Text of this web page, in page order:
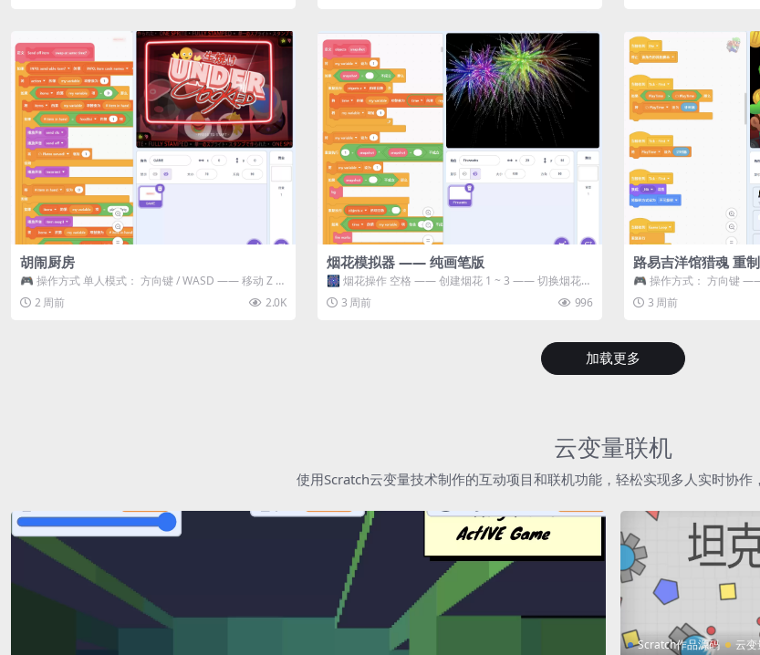
胡闹厨房
🎮 操作方式 单人模式： 方向键 / WASD —— 移动 Z /
K —— 抓...
2 周前 2.0K
烟花模拟器 —— 纯画笔版
🎆 烟花操作 空格 —— 创建烟花 1 ~ 3 —— 切换烟花类
型 普通烟花 嘶...
3 周前 996
路易吉洋馆猎魂 重
🎮 操作方式： 方向键
宝箱 将你...
3 周前
加载更多
云变量联机
使用Scratch云变量技术制作的互动项目和联机功能，轻松实现多人实时协作
Scratch作品源码 云变